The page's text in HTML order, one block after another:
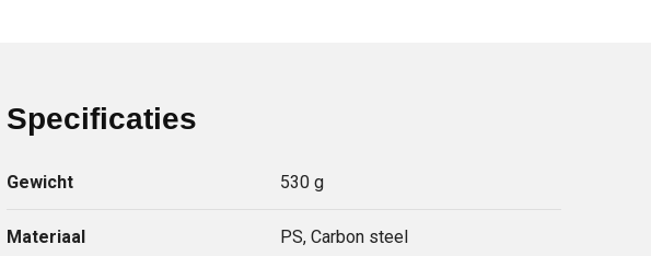
Specificaties
Gewicht 530 g
Materiaal PS, Carbon steel